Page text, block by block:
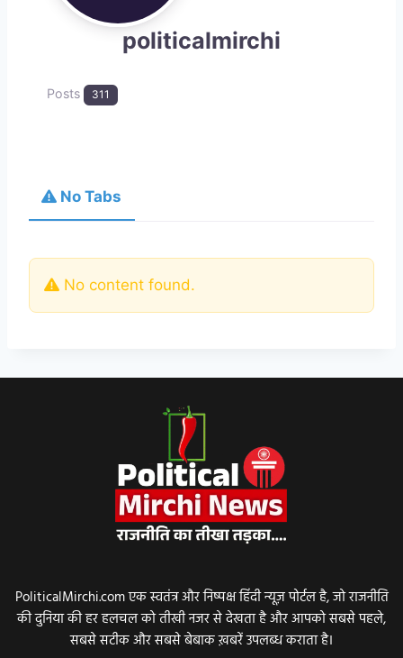
politicalmirchi
Posts 311
No Tabs
No content found.
PoliticalMirchi.com एक स्वतंत्र और निष्पक्ष हिंदी न्यूज़ पोर्टल है, जो राजनीति
की दुनिया की हर हलचल को तीखी नजर से देखता है और आपको सबसे पहले,
सबसे सटीक और सबसे बेबाक ख़बरें उपलब्ध कराता है।